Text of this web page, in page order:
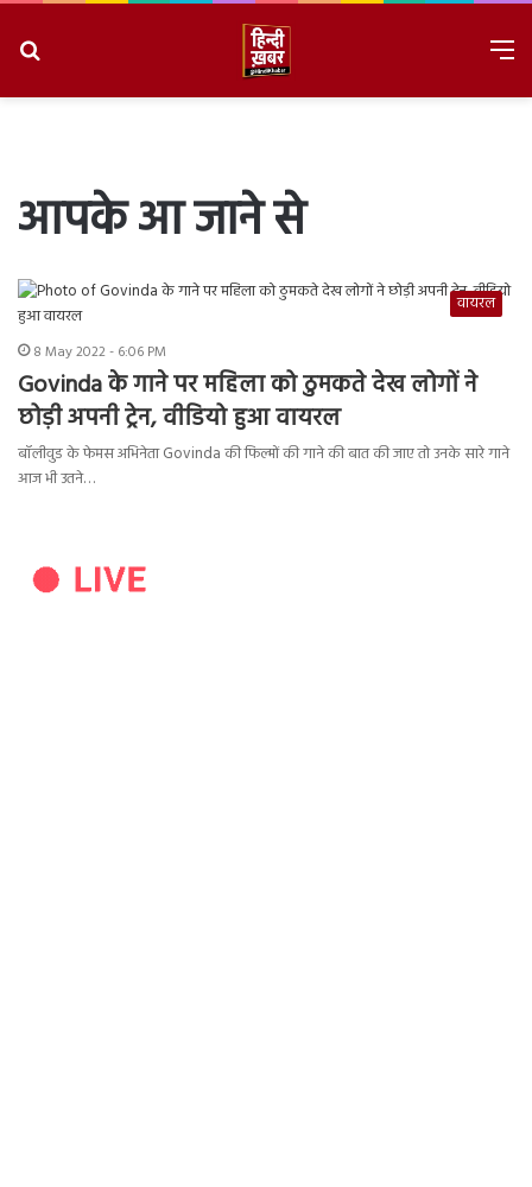
आपके आ जाने से
वायरल
8 May 2022 - 6:06 PM
Govinda के गाने पर महिला को ठुमकते देख लोगों ने
छोड़ी अपनी ट्रेन, वीडियो हुआ वायरल
बॉलीवुड के फेमस अभिनेता Govinda की फिल्मों की गाने की बात की जाए तो उनके सारे गाने
आज भी उतने…